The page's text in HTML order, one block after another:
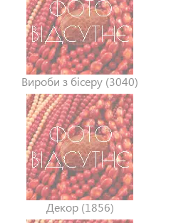
Вироби з бісеру (3040)
Декор (1856)